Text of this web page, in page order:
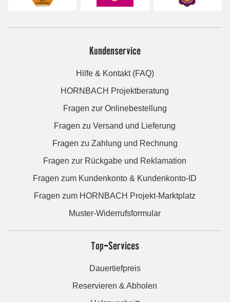
Kundenservice
Hilfe & Kontakt (FAQ)
HORNBACH Projektberatung
Fragen zur Onlinebestellung
Fragen zu Versand und Lieferung
Fragen zu Zahlung und Rechnung
Fragen zur Rückgabe und Reklamation
Fragen zum Kundenkonto & Kundenkonto-ID
Fragen zum HORNBACH Projekt-Marktplatz
Muster-Widerrufsformular
Top-Services
Dauertiefpreis
Reservieren & Abholen